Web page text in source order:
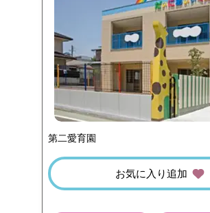
第二愛育園
お気に入り追加